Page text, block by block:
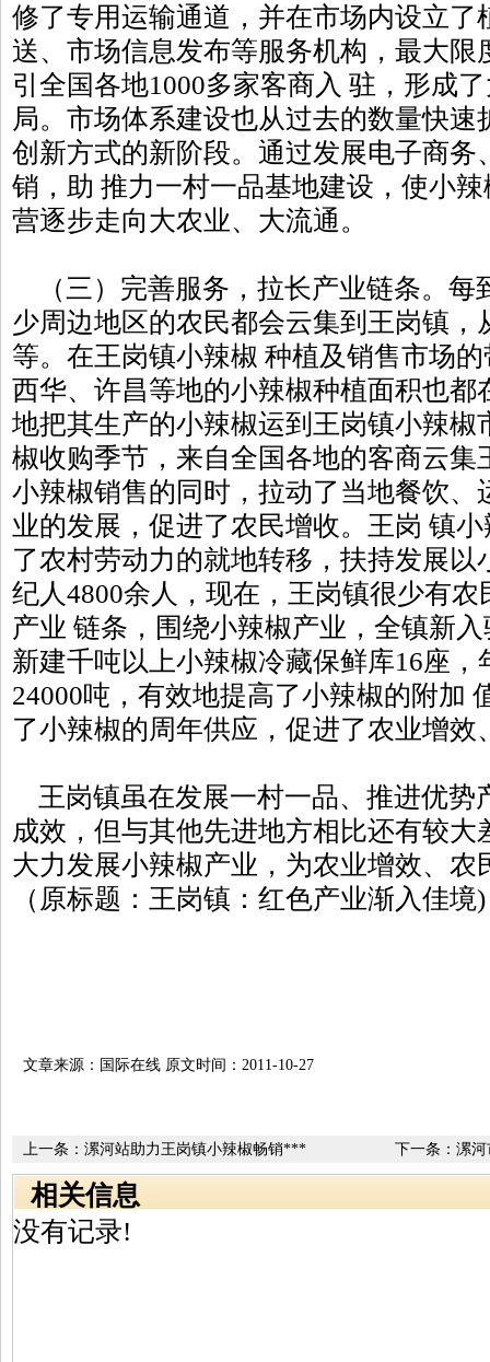
修了专用运输通道，并在市场内设立
送、市场信息发布等服务机构，最大限
引全国各地1000多家客商入 驻，形成
局。市场体系建设也从过去的数量快
创新方式的新阶段。通过发展电子商务
销，助 推力一村一品基地建设，使小
营逐步走向大农业、大流通。
（三）完善服务，拉长产业链条。每
少周边地区的农民都会云集到王岗镇，
等。在王岗镇小辣椒 种植及销售市场
西华、许昌等地的小辣椒种植面积也都
地把其生产的小辣椒运到王岗镇小辣椒
椒收购季节，来自全国各地的客商云集
小辣椒销售的同时，拉动了当地餐饮、
业的发展，促进了农民增收。王岗 镇
了农村劳动力的就地转移，扶持发展
纪人4800余人，现在，王岗镇很少有
产业 链条，围绕小辣椒产业，全镇新
新建千吨以上小辣椒冷藏保鲜库16座，
24000吨，有效地提高了小辣椒的附加
了小辣椒的周年供应，促进了农业增效
王岗镇虽在发展一村一品、推进优势
成效，但与其他先进地方相比还有较
大力发展小辣椒产业，为农业增效、农
（原标题：王岗镇：红色产业渐入佳境)
文章来源：国际在线 原文时间：2011-10-27
下一条： 漯河
上一条： 漯河站助力王岗镇小辣椒畅销***
相关信息
没有记录!